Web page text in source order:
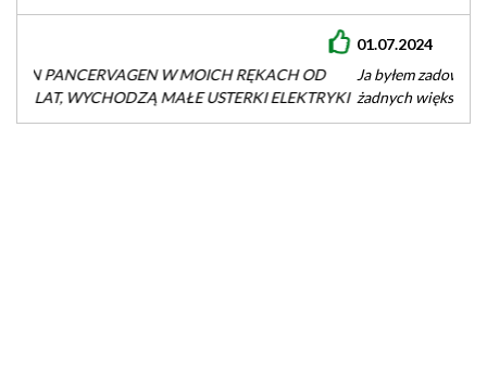
Ja byłem zadowolony z tego silnika, zrobiłem nim 100k km, bez
żadnych większych usterek, w trasie palił nawet 4l,
autostrada…